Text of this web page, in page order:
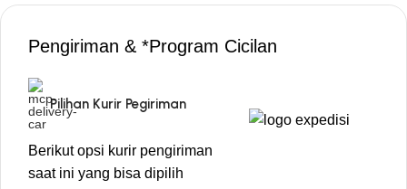
Pengiriman & *Program Cicilan
Pilihan Kurir Pegiriman
Berikut opsi kurir pengiriman
saat ini yang bisa dipilih